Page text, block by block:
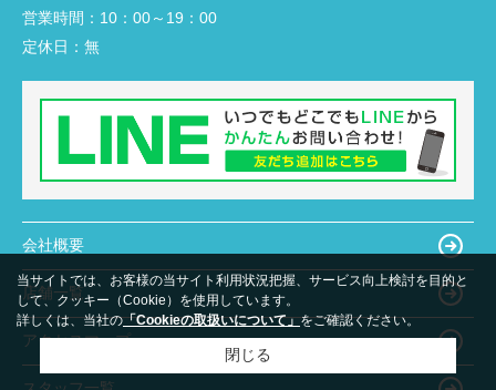
営業時間： 10：00～19：00
定休日： 無
会社概要
店舗一覧
アクセスマップ
当サイトでは、お客様の当サイト利用状況把握、サービス向上検討を目的と
して、クッキー（Cookie）を使用しています。
詳しくは、当社の「Cookieの取扱いについて」をご確認ください。
閉じる